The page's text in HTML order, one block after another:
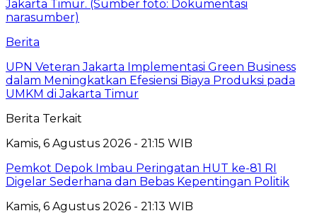
Berita
UPN Veteran Jakarta Implementasi Green Business
dalam Meningkatkan Efesiensi Biaya Produksi pada
UMKM di Jakarta Timur
Berita Terkait
Kamis, 6 Agustus 2026 - 21:15 WIB
Pemkot Depok Imbau Peringatan HUT ke-81 RI
Digelar Sederhana dan Bebas Kepentingan Politik
Kamis, 6 Agustus 2026 - 21:13 WIB